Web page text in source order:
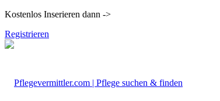
Kostenlos Inserieren dann ->
Registrieren